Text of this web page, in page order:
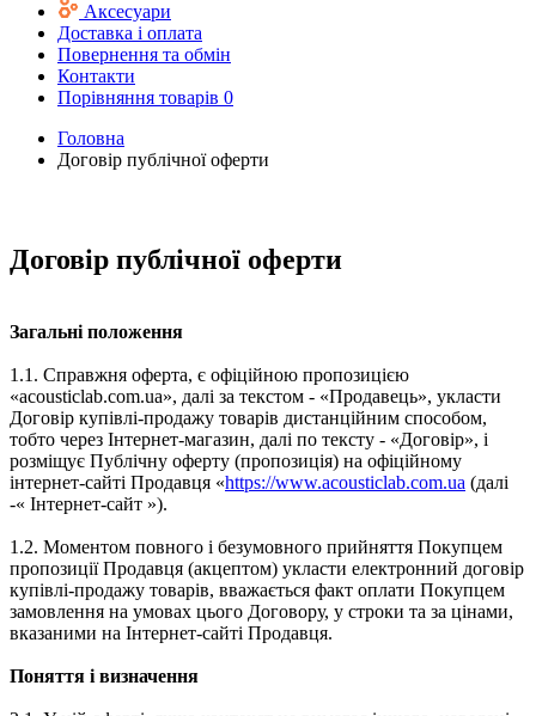
Аксесуари
Доставка і оплата
Повернення та обмін
Контакти
Порівняння товарів 0
Головна
Договір публічної оферти
Договір публічної оферти
Загальні положення
1.1. Справжня оферта, є офіційною пропозицією
«acousticlab.com.ua», далі за текстом - «Продавець», укласти
Договір купівлі-продажу товарів дистанційним способом,
тобто через Інтернет-магазин, далі по тексту - «Договір», і
розміщує Публічну оферту (пропозиція) на офіційному
інтернет-сайті Продавця «https://www.acousticlab.com.ua (далі
-« Інтернет-сайт »).
1.2. Моментом повного і безумовного прийняття Покупцем
пропозиції Продавця (акцептом) укласти електронний договір
купівлі-продажу товарів, вважається факт оплати Покупцем
замовлення на умовах цього Договору, у строки та за цінами,
вказаними на Інтернет-сайті Продавця.
Поняття і визначення